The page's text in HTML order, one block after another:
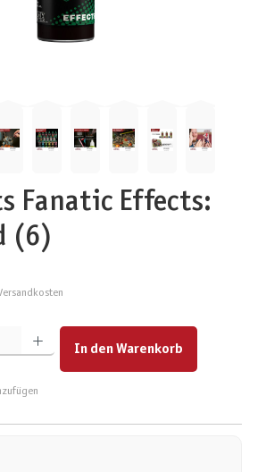
Fanatic Effects:
(6)
Wert ein oder benutze die Schaltflächen um die Anzahl zu
In den Warenkorb